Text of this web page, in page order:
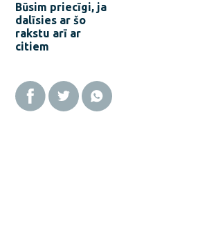
Būsim priecīgi, ja
dalīsies ar šo
rakstu arī ar
citiem